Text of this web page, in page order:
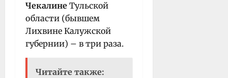
Чекалине Тульской
области (бывшем
Лихвине Калужской
губернии) – в три раза.
Читайте также: